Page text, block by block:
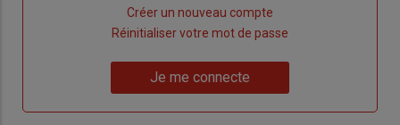
Créer un nouveau compte
de
Réinitialiser votre mot de passe
me
Je me connecte